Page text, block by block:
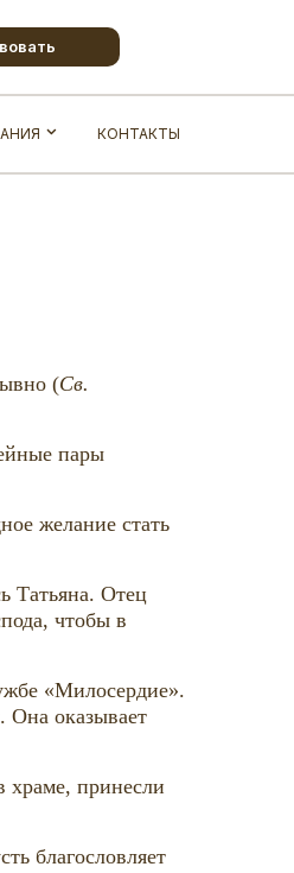
КОНТАКТЫ
(Св.
пары
желание стать
Татьяна. Отец
чтобы в
«Милосердие».
Она оказывает
храме, принесли
благословляет